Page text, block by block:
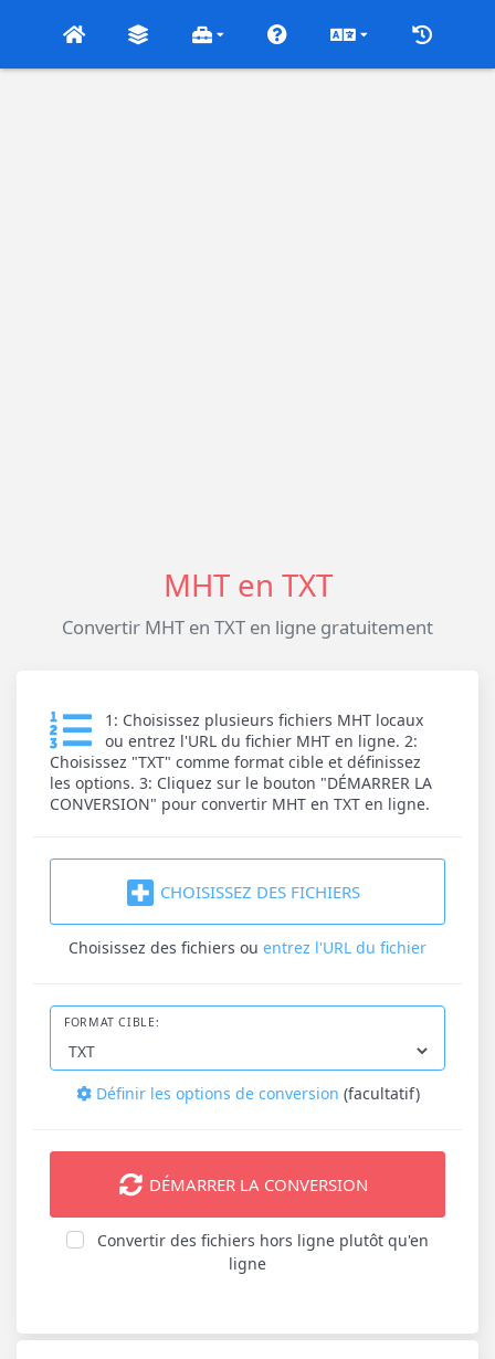
MHT en TXT
Convertir MHT en TXT en ligne gratuitement
1: Choisissez plusieurs fichiers MHT locaux
ou entrez l'URL du fichier MHT en ligne. 2:
Choisissez "TXT" comme format cible et définissez
les options. 3: Cliquez sur le bouton "DÉMARRER LA
CONVERSION" pour convertir MHT en TXT en ligne.
CHOISISSEZ DES FICHIERS
Choisissez des fichiers ou entrez l'URL du fichier
FORMAT CIBLE:
Définir les options de conversion (facultatif)
DÉMARRER LA CONVERSION
Convertir des fichiers hors ligne plutôt qu'en
ligne